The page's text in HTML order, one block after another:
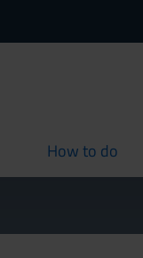
How to do
current